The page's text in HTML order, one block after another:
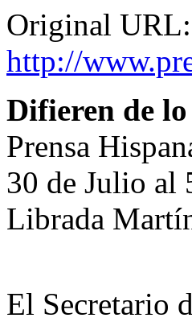
Original URL:
http://
Difieren de lo
Prensa
30 de Julio al
Librada
El Secretario